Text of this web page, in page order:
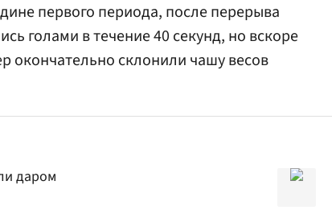
первого периода, после перерыва
голами в течение 40 секунд, но вскоре
окончательно склонили чашу весов
даром